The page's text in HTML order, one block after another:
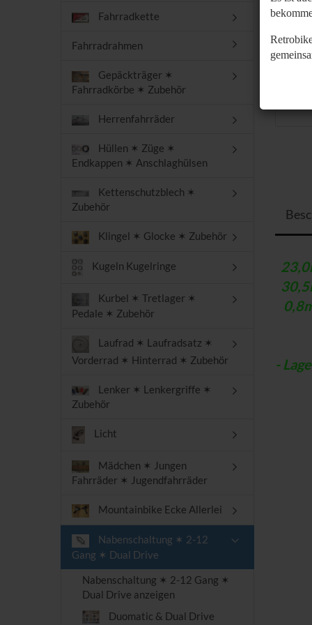
-
Fahrradkette
Fahrradrahmen
Gepäckträger ✶
Fahrradkörbe ✶ Zubehör
Herrenfahrräder
Hüllen ✶ Züge ✶
Endkappen ✶ Anschlaghülsen
Kettenschutzblech ✶
Zubehör
Klingel ✶ Glocke ✶ Zubehör
Kugeln Kugelringe
Kurbel ✶ Tretlager ✶
Pedale ✶ Zubehör
Laufrad ✶ Laufradsatz ✶
Vorderrad ✶ Hinterrad ✶ Zubehör
Lenker ✶ Lenkergriffe ✶
Zubehör
Licht
Mädchen ✶ Jungen
Fahrräder ✶ Jugendfahrräder
Mountainbike Ecke Allerlei
Nabenschaltung ✶ 2-12
Gang ✶ Dual Drive
Nabenschaltung ✶ 2-12 Gang ✶
Dual Drive anzeigen
Duomatic & Dual Drive